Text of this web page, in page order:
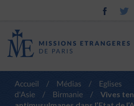
Accueil / Médias /
Eglises
d'Asie
/ Birmanie /
Vives